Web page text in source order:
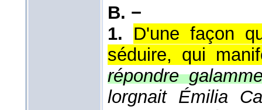
B. −
1.
D'une façon
séduire, qui
répondre
lorgnait Émilia